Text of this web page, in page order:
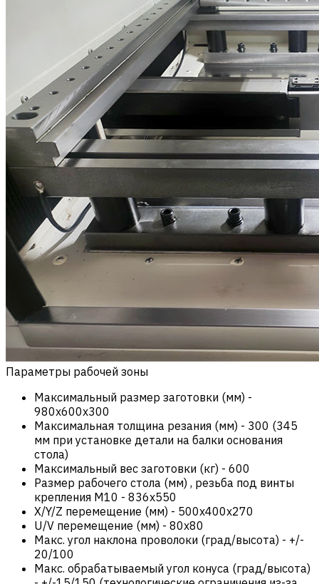
Параметры рабочей зоны
Максимальный размер заготовки (мм) -
980х600х300
Максимальная толщина резания (мм) - 300 (345
мм при установке детали на балки основания
стола)
Максимальный вес заготовки (кг) - 600
Размер рабочего стола (мм) , резьба под винты
крепления М10 - 836х550
X/Y/Z перемещение (мм) - 500х400х270
U/V перемещение (мм) - 80х80
Макс. угол наклона проволоки (град/высота) - +/-
20/100
Макс. обрабатываемый угол конуса (град/высота)